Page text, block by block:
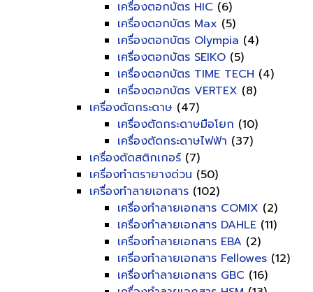
เครื่องตอกบัตร HIC (6)
เครื่องตอกบัตร Max (5)
เครื่องตอกบัตร Olympia (4)
เครื่องตอกบัตร SEIKO (5)
เครื่องตอกบัตร TIME TECH (4)
เครื่องตอกบัตร VERTEX (8)
เครื่องตัดกระดาษ (47)
เครื่องตัดกระดาษมือโยก (10)
เครื่องตัดกระดาษไฟฟ้า (37)
เครื่องตัดสติกเกอร์ (7)
เครื่องทำตรายางด่วน (50)
เครื่องทำลายเอกสาร (102)
เครื่องทำลายเอกสาร COMIX (2)
เครื่องทำลายเอกสาร DAHLE (11)
เครื่องทำลายเอกสาร EBA (2)
เครื่องทำลายเอกสาร Fellowes (12)
เครื่องทำลายเอกสาร GBC (16)